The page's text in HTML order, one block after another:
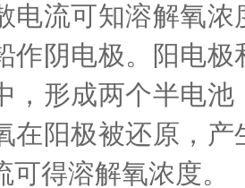
电流可知溶解氧
作阴电极。阳电
，形成两个半电
在阳极被还原，
可得溶解氧浓度。